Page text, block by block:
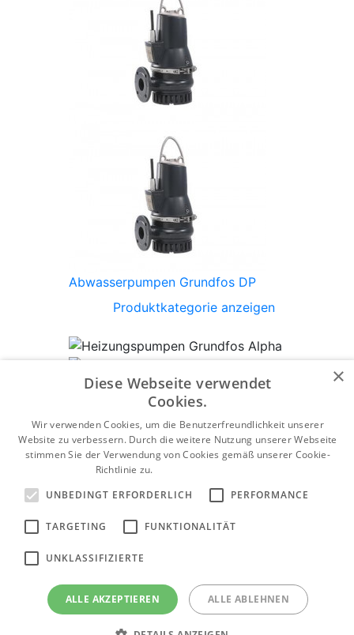
Abwasserpumpen Grundfos DP
Produktkategorie anzeigen
Heizungspumpen Grundfos Alpha
Produktkategorie anzeigen
Brunnenpumpen Grundfos SB
Heizungspumpen Grundfos Magna1
Produktkategorie anzeigen
×
Diese Webseite verwendet
Cookies.
Wir verwenden Cookies, um die Benutzerfreundlichkeit unserer
Website zu verbessern. Durch die weitere Nutzung unserer Webseite
stimmen Sie der Verwendung von Cookies gemäß unserer Cookie-
Richtlinie zu.
UNBEDINGT ERFORDERLICH
PERFORMANCE
TARGETING FUNKTIONALITÄT
UNKLASSIFIZIERTE
ALLE AKZEPTIEREN ALLE ABLEHNEN